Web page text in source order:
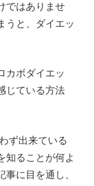
ではありませ
うと、ダイエッ
カボダイエッ
じている方法
ず出来ている
知ることが何よ
に目を通し、